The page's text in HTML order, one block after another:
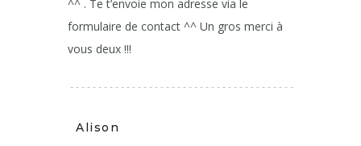
^^ . Te t’envoie mon adresse via le
formulaire de contact ^^ Un gros merci à
vous deux !!!
Alison